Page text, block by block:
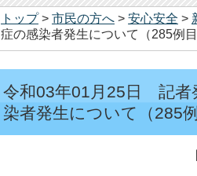
トップ> 市民の方へ > 安心安全 >
症の感染者発生について（285例
令和03年01月25日 記者
染者発生について（285